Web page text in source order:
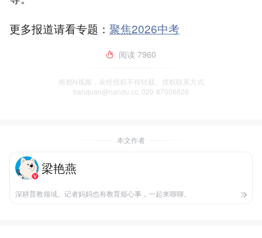
更多报道请看专题： 聚焦2026中考
阅读 7960
南都N视频，未经授权不得转载、授权联系方式
banquan@nandu.cc. 020-87006626
本文作者
梁艳燕
深耕普教领域。记者妈妈也有教育烦心事，一起来聊聊。